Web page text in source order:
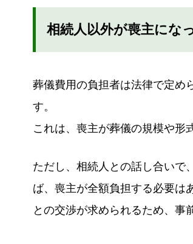
相続人以外が喪主にな
葬儀費用の負担者は法律で定め
す。
これは、喪主が葬儀の規模や形
ただし、相続人との話し合いで
ば、喪主が全額負担する必要は
との交渉が求められるため、事